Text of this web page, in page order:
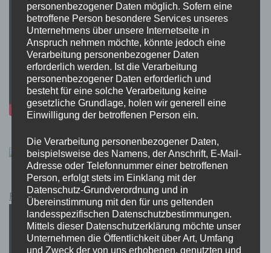
Pokémon Schwert und Schild Kauflink.>LINK<
personenbezogener Daten möglich. Sofern eine
betroffene Person besondere Services unseres
Unternehmens über unsere Internetseite in
Anspruch nehmen möchte, könnte jedoch eine
Verarbeitung personenbezogener Daten
erforderlich werden. Ist die Verarbeitung
personenbezogener Daten erforderlich und
besteht für eine solche Verarbeitung keine
gesetzliche Grundlage, holen wir generell eine
Einwilligung der betroffenen Person ein.
Die Verarbeitung personenbezogener Daten,
beispielsweise des Namens, der Anschrift, E-Mail-
Adresse oder Telefonnummer einer betroffenen
Person, erfolgt stets im Einklang mit der
Datenschutz-Grundverordnung und in
Übereinstimmung mit den für uns geltenden
landesspezifischen Datenschutzbestimmungen.
Mittels dieser Datenschutzerklärung möchte unser
Unternehmen die Öffentlichkeit über Art, Umfang
und Zweck der von uns erhobenen, genutzten und